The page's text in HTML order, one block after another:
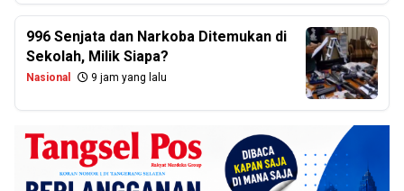
996 Senjata dan Narkoba Ditemukan di
Sekolah, Milik Siapa?
Nasional 9 jam yang lalu